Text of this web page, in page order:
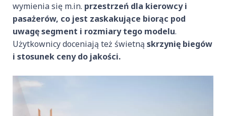
wymienia się m.in. przestrzeń dla kierowcy i
pasażerów, co jest zaskakujące biorąc pod
uwagę segment i rozmiary tego modelu.
Użytkownicy doceniają też świetną skrzynię biegów
i stosunek ceny do jakości.